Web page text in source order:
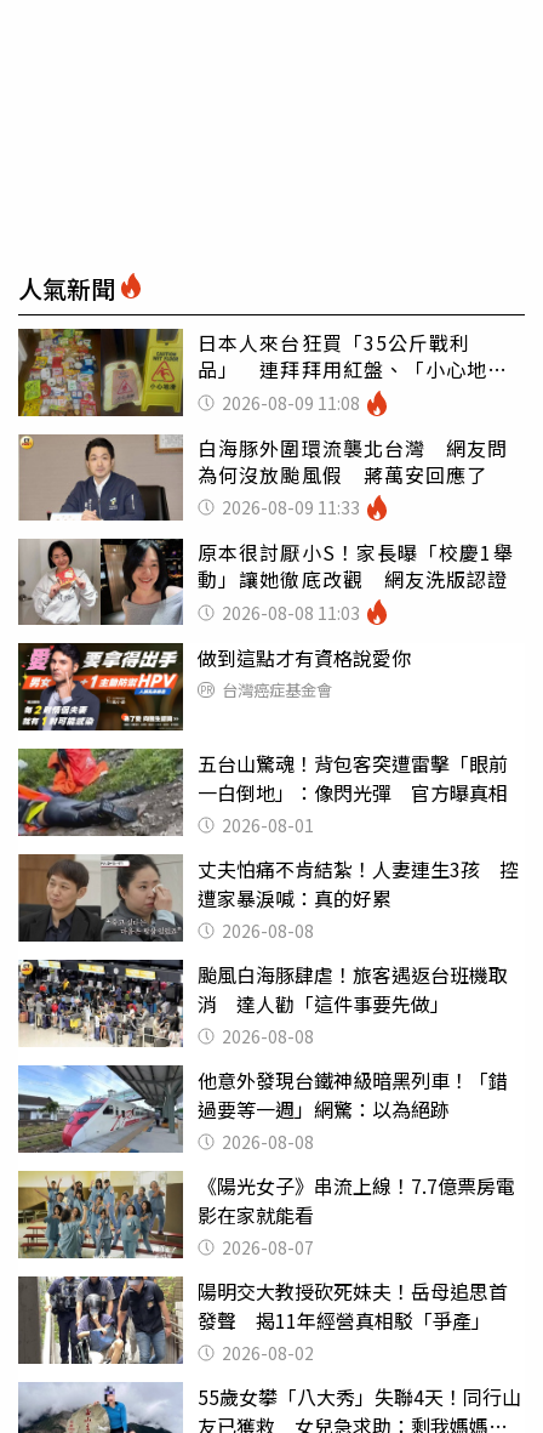
人氣新聞
日本人來台狂買「35公斤戰利
品」 連拜拜用紅盤、「小心地
滑」告示牌也帶回家
2026-08-09 11:08
白海豚外圍環流襲北台灣 網友問
為何沒放颱風假 蔣萬安回應了
2026-08-09 11:33
原本很討厭小S！家長曝「校慶1舉
動」讓她徹底改觀 網友洗版認證
2026-08-08 11:03
做到這點才有資格說愛你
台灣癌症基金會
五台山驚魂！背包客突遭雷擊「眼前
一白倒地」：像閃光彈 官方曝真相
2026-08-01
丈夫怕痛不肯結紮！人妻連生3孩 控
遭家暴淚喊：真的好累
2026-08-08
颱風白海豚肆虐！旅客遇返台班機取
消 達人勸「這件事要先做」
2026-08-08
他意外發現台鐵神級暗黑列車！「錯
過要等一週」網驚：以為絕跡
2026-08-08
《陽光女子》串流上線！7.7億票房電
影在家就能看
2026-08-07
陽明交大教授砍死妹夫！岳母追思首
發聲 揭11年經營真相駁「爭產」
2026-08-02
55歲女攀「八大秀」失聯4天！同行山
友已獲救 女兒急求助：剩我媽媽還